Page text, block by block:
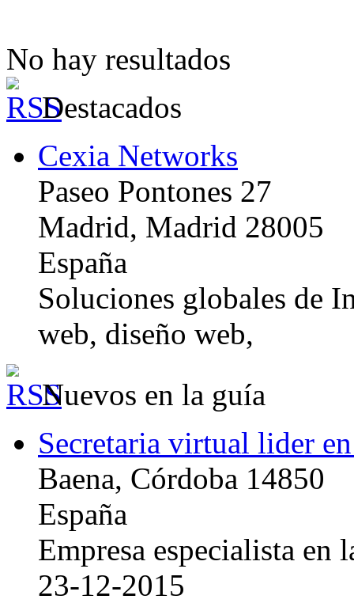
No hay resultados
Destacados
Cexia Networks
Paseo Pontones 27
Madrid, Madrid 28005
España
Soluciones globales de
web, diseño web,
Nuevos en la guía
Secretaria virtual lider
Baena, Córdoba 14850
España
Empresa especialista en
23-12-2015